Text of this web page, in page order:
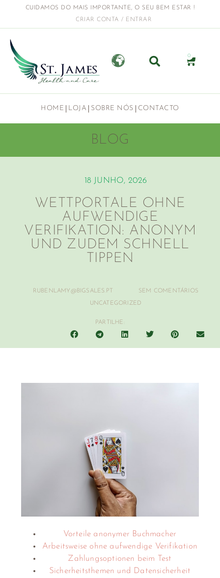
CUIDAMOS DO MAIS IMPORTANTE, O SEU BEM ESTAR !
CRIAR CONTA / ENTRAR
0
HOME LOJA SOBRE NÓS CONTACTO
BLOG
18 JUNHO, 2026
WETTPORTALE OHNE
AUFWENDIGE
VERIFIKATION: ANONYM
UND ZUDEM SCHNELL
TIPPEN
RUBENLAMY@BIGSALES.PT SEM COMENTÁRIOS
UNCATEGORIZED
PARTILHE:
Vorteile anonymer Buchmacher
Arbeitsweise ohne aufwendige Verifikation
Zahlungsoptionen beim Test
Sicherheitsthemen und Datensicherheit